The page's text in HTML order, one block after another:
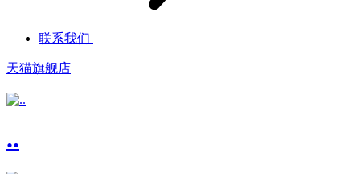
联系我们
天猫旗舰店
..